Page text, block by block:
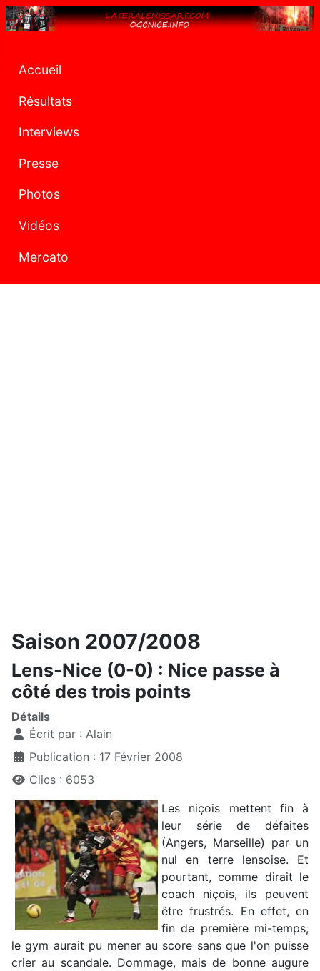
Accueil
Résultats
Interviews
Presse
Photos
Vidéos
Mercato
Saison 2007/2008
Lens-Nice (0-0) : Nice passe à
côté des trois points
Détails
Écrit par : Alain
Publication : 17 Février 2008
Clics : 6053
Les niçois mettent fin à
leur série de défaites
(Angers, Marseille) par un
nul en terre lensoise. Et
pourtant, comme dirait le
coach niçois, ils peuvent
être frustrés. En effet, en
fin de première mi-temps,
le gym aurait pu mener au score sans que l'on puisse
crier au scandale. Dommage, mais de bonne augure